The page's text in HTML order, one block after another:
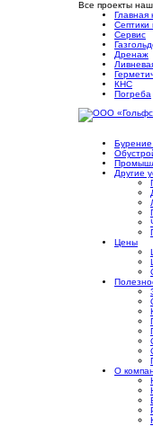
Все проекты
Главная
Септики
Сервис
Дренаж
КНС
Погреба
Бурение
Другие
Цены
О